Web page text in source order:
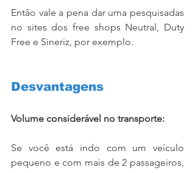
Então vale a pena dar uma pesquisadas
no sites dos free shops Neutral, Duty
Free e Sineriz, por exemplo.
Desvantagens
Volume considerável no transporte:
Se você está indo com um veículo
pequeno e com mais de 2 passageiros,